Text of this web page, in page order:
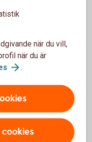
när du vill,
när du är
.
cookies